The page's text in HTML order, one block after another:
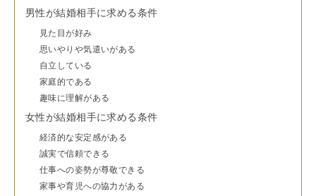
男性が結婚相手に求める条件
見た目が好み
思いやりや気遣いがある
自立している
家庭的である
趣味に理解がある
女性が結婚相手に求める条件
経済的な安定感がある
誠実で信頼できる
仕事への姿勢が尊敬できる
家事や育児への協力がある